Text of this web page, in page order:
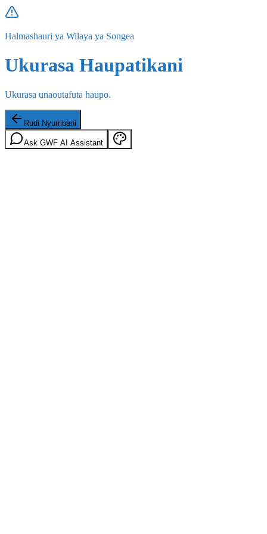
Halmashauri ya Wilaya ya Songea
Ukurasa Haupatikani
Ukurasa unaoutafuta haupo.
Rudi Nyumbani
Ask GWF AI Assistant